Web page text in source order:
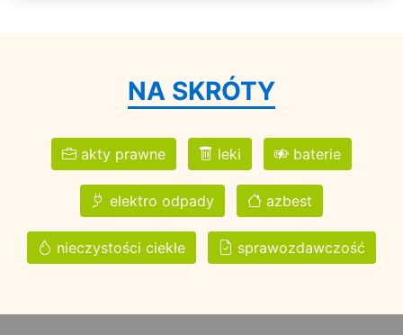
NA SKRÓTY
akty prawne leki baterie
elektro odpady azbest
nieczystości ciekłe sprawozdawczość